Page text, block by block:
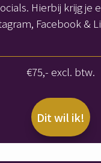
Hierbij krijg je
Facebook &
€75,- excl. btw.
Dit wil ik!